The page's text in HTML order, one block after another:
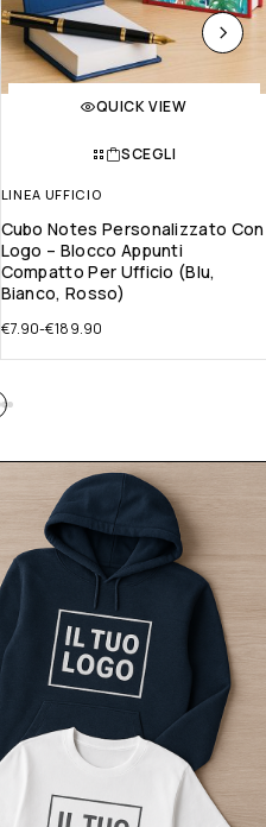
QUICK VIEW
SCEGLI
LINEA UFFICIO
Cubo Notes Personalizzato Con
Logo – Blocco Appunti
Compatto Per Ufficio (Blu,
Bianco, Rosso)
€7.90-€189.90